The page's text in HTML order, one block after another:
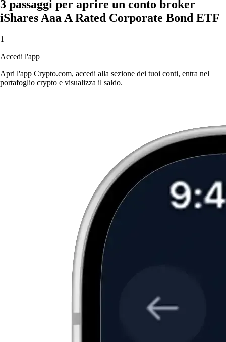
3 passaggi per aprire un conto broker
iShares Aaa A Rated Corporate Bond ETF
1
Accedi l'app
Apri l'app Crypto.com, accedi alla sezione dei tuoi conti, entra nel
portafoglio crypto e visualizza il saldo.